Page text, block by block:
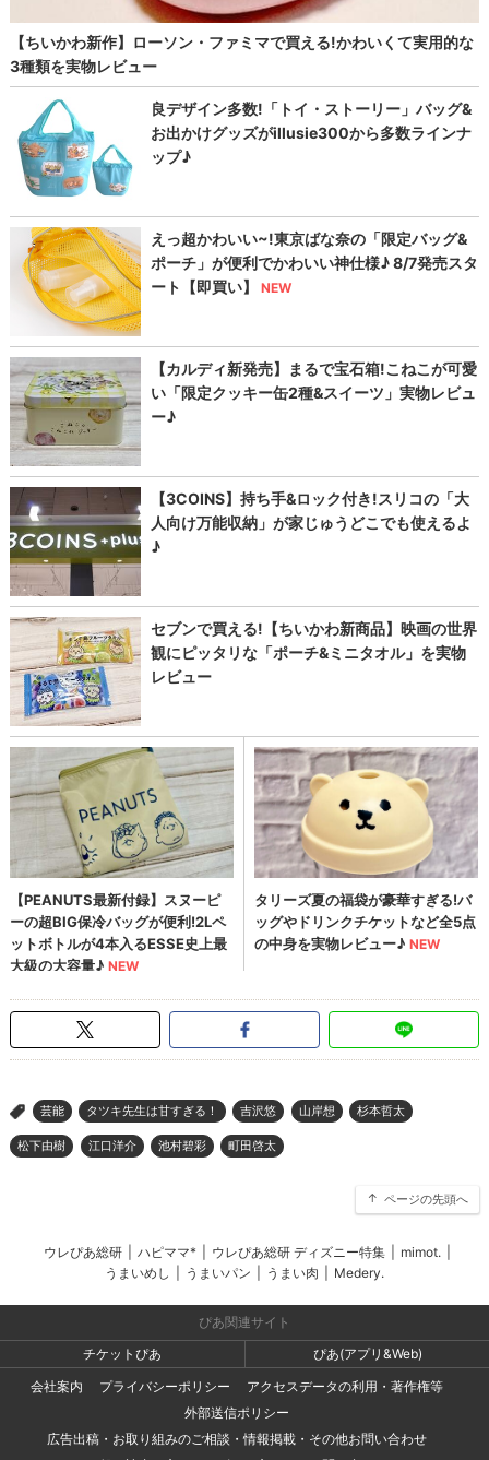
> 芸能 タツキ先生は甘すぎる！ 吉沢悠 山岸想 杉本哲太
松下由樹 江口洋介 池村碧彩 町田啓太
ページの先頭へ
ウレぴあ総研 ハピママ* ウレぴあ総研 ディズニー特集 mimot.
うまいめし
うまいパン うまい肉 Medery.
ぴあ関連サイト
チケットぴあ
ぴあ(アプリ&Web)
会社案内
プライバシーポリシー
アクセスデータの利用・著作権等
外部送信ポリシー
広告出稿・お取り組みのご相談・情報掲載・その他お問い合わせ